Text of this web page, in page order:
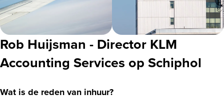
Rob Huijsman - Director KLM
Accounting Services op Schiphol
Wat is de reden van inhuur?